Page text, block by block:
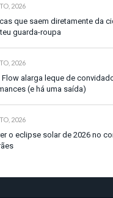
2026
que saem diretamente da
guarda-roupa
2026
alarga leque de
(e há uma saída)
2026
o eclipse solar de 2026 no